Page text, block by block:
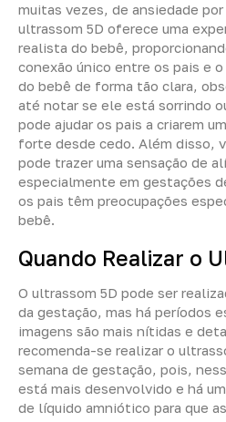
muitas vezes, de ansiedade
ultrassom 5D oferece uma
realista do bebê,
conexão único entre os pais e
do bebê de forma tão clara,
até notar se ele está sorrindo
pode ajudar os pais a criarem
forte desde cedo. Além disso,
pode trazer uma sensação de
especialmente em gestações
os pais têm preocupações
bebê.
Quando Realizar o
O ultrassom 5D pode ser
da gestação, mas há períodos
imagens são mais nítidas e
recomenda-se realizar o
semana de gestação, pois,
está mais desenvolvido e há
de líquido amniótico para que